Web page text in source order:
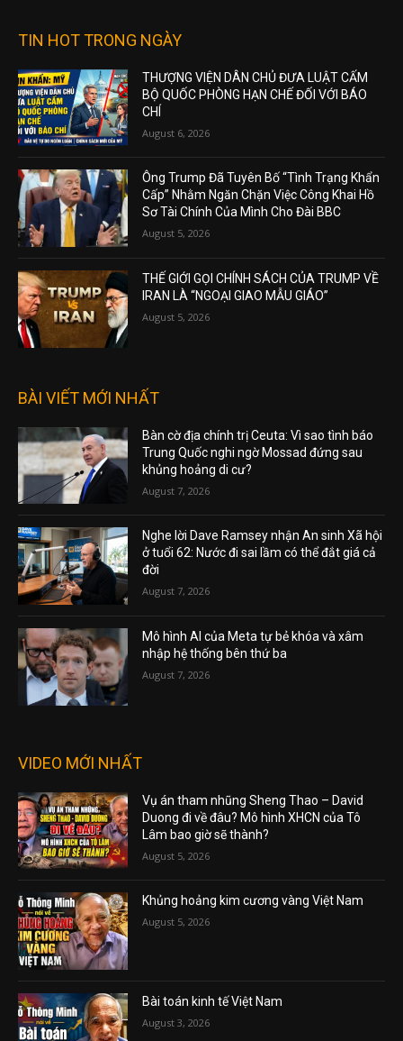
TIN HOT TRONG NGÀY
THƯỢNG VIỆN DÂN CHỦ ĐƯA LUẬT CẤM
BỘ QUỐC PHÒNG HẠN CHẾ ĐỐI VỚI BÁO
CHÍ
August 6, 2026
Ông Trump Đã Tuyên Bố “Tình Trạng Khẩn
Cấp” Nhằm Ngăn Chặn Việc Công Khai Hồ
Sơ Tài Chính Của Mình Cho Đài BBC
August 5, 2026
THẾ GIỚI GỌI CHÍNH SÁCH CỦA TRUMP VỀ
IRAN LÀ “NGOẠI GIAO MẪU GIÁO”
August 5, 2026
BÀI VIẾT MỚI NHẤT
Bàn cờ địa chính trị Ceuta: Vì sao tình báo
Trung Quốc nghi ngờ Mossad đứng sau
khủng hoảng di cư?
August 7, 2026
Nghe lời Dave Ramsey nhận An sinh Xã hội
ở tuổi 62: Nước đi sai lầm có thể đắt giá cả
đời
August 7, 2026
Mô hình AI của Meta tự bẻ khóa và xâm
nhập hệ thống bên thứ ba
August 7, 2026
VIDEO MỚI NHẤT
Vụ án tham nhũng Sheng Thao – David
Duong đi về đâu? Mô hình XHCN của Tô
Lâm bao giờ sẽ thành?
August 5, 2026
Khủng hoảng kim cương vàng Việt Nam
August 5, 2026
Bài toán kinh tế Việt Nam
August 3, 2026